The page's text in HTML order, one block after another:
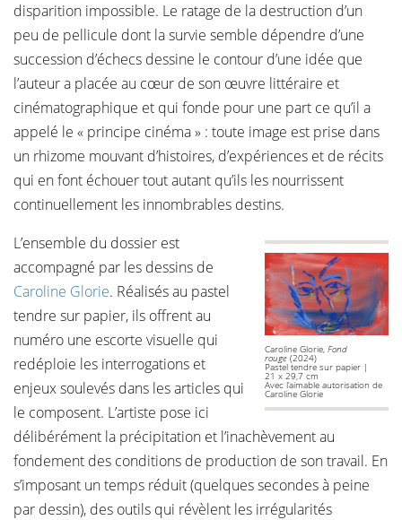
disparition impossible. Le ratage de la destruction d’un
peu de pellicule dont la survie semble dépendre d’une
succession d’échecs dessine le contour d’une idée que
l’auteur a placée au cœur de son œuvre littéraire et
cinématographique et qui fonde pour une part ce qu’il a
appelé le « principe cinéma » : toute image est prise dans
un rhizome mouvant d’histoires, d’expériences et de récits
qui en font échouer tout autant qu’ils les nourrissent
continuellement les innombrables destins.
Caroline Glorie,Fond
rouge (2024)
Pastel tendre sur papier |
21 x 29,7 cm
Avec l’aimable autorisation de
Caroline Glorie
L’ensemble du dossier est
accompagné par les dessins de
Caroline Glorie. Réalisés au pastel
tendre sur papier, ils offrent au
numéro une escorte visuelle qui
redéploie les interrogations et
enjeux soulevés dans les articles qui
le composent. L’artiste pose ici
délibérément la précipitation et l’inachèvement au
fondement des conditions de production de son travail. En
s’imposant un temps réduit (quelques secondes à peine
par dessin), des outils qui révèlent les irrégularités